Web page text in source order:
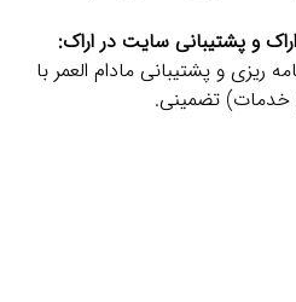
و پشتیبانی سایت در اراک:
ریزی و پشتیبانی مادام‌ العمر با